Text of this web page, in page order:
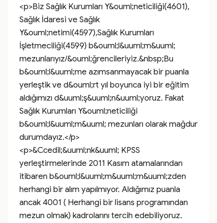
<p>Biz Sağlık Kurumları Y&ouml;neticiliği(4601),
Sağlık İdaresi ve Sağlık
Y&ouml;netimi(4597),Sağlık Kurumları
İşletmeciliği(4599) b&ouml;l&uuml;m&uuml;
mezunlarıyız/&ouml;ğrencileriyiz.&nbsp;Bu
b&ouml;l&uuml;me azımsanmayacak bir puanla
yerleştik ve d&ouml;rt yıl boyunca iyi bir eğitim
aldığımızı d&uuml;ş&uuml;n&uuml;yoruz. Fakat
Sağlık Kurumları Y&ouml;neticiliği
b&ouml;l&uuml;m&uuml; mezunları olarak mağdur
durumdayız.</p>
<p>&Ccedil;&uuml;nk&uuml; KPSS
yerleştirmelerinde 2011 Kasım atamalarından
itibaren b&ouml;l&uuml;m&uuml;m&uuml;zden
herhangi bir alım yapılmıyor. Aldığımız puanla
ancak 4001 ( Herhangi bir lisans programından
mezun olmak) kadrolarını tercih edebiliyoruz.